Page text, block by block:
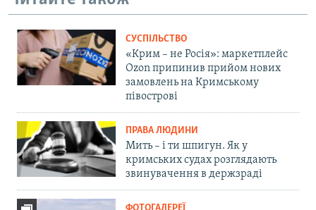
СУСПІЛЬСТВО
«Крим – не Росія»: маркетплейс
Ozon припинив прийом нових
замовлень на Кримському
півострові
ПРАВА ЛЮДИНИ
Мить – і ти шпигун. Як у
кримських судах розглядають
звинувачення в держзраді